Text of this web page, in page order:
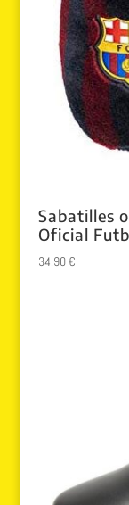
Sabatilles
Oficial
34.90€